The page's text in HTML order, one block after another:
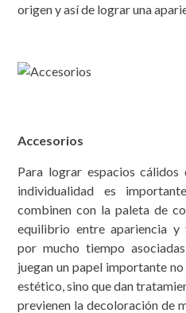
origen y así de lograr una
Accesorios
Para lograr espacios cálidos
individualidad es
combinen con la paleta de
equilibrio entre apariencia y
por mucho tiempo
juegan un papel importante
estético, sino que dan
previenen la decoloración de